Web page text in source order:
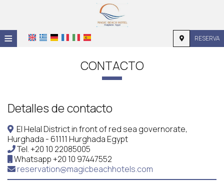
≡ RESERVA
UBICACIÓN
GALERÍA DE FOTOS
INVESTIGACIÓN
CONTACTO
CONTACTO
Detalles de contacto
El Helal District in front of red sea governorate,
Hurghada - 61111 Hurghada Egypt
Tel.+20 10 22085005
Whatsapp+20 10 97447552
reservation@magicbeachhotels.com